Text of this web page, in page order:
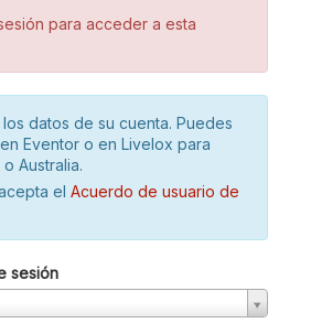
para acceder a esta
datos de su cuenta. Puedes
Eventor o en Livelox para
Australia.
el Acuerdo de usuario de
sesión